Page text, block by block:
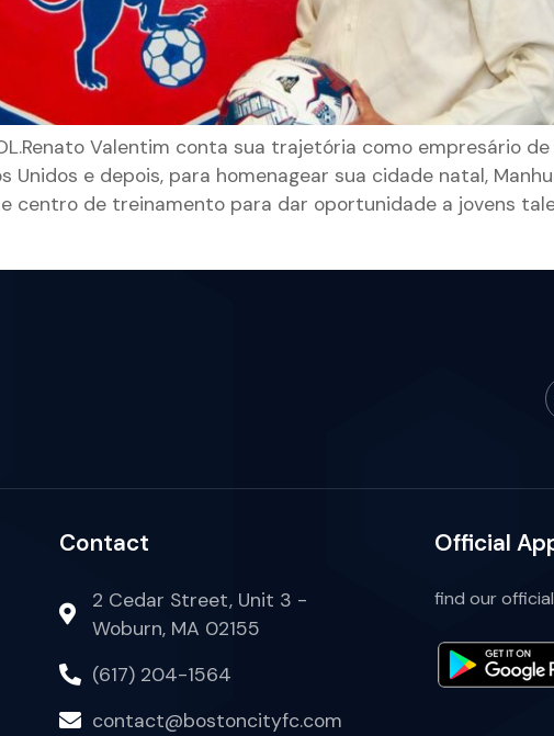
Valentim conta sua trajetória como empresário
Unidos e depois, para homenagear sua cidade natal,
centro de treinamento para dar oportunidade a jovens
Contact
2 Cedar Street, Unit 3 -
Woburn, MA 02155
(617) 204-1564
contact@bostoncityfc.com
Official
find our